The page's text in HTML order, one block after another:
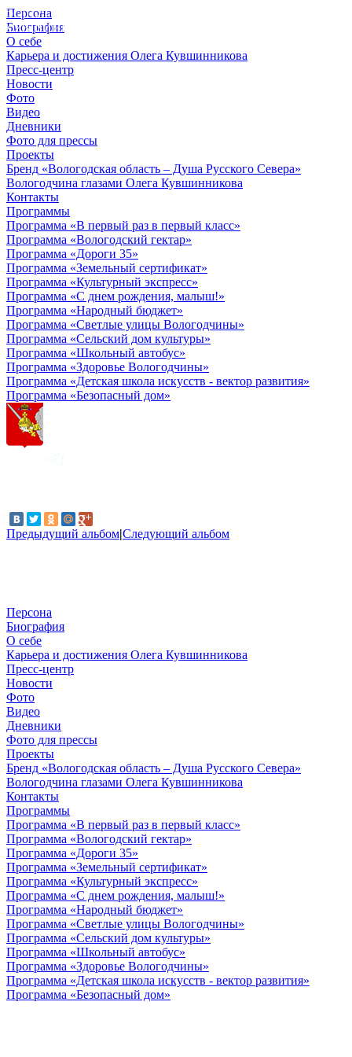
Персона
Биография
О себе
Карьера и достижения Олега Кувшинникова
Пресс-центр
Новости
Фото
Видео
Дневники
Фото для прессы
Проекты
Бренд «Вологодская область – Душа Русского Севера»
Вологодчина глазами Олега Кувшинникова
Контакты
Программы
Программа «В первый раз в первый класс»
Программа «Вологодский гектар»
Программа «Дороги 35»
Программа «Земельный сертификат»
Программа «Культурный экспресс»
Программа «С днем рождения, малыш!»
Программа «Народный бюджет»
Программа «Светлые улицы Вологодчины»
Программа «Сельский дом культуры»
Программа «Школьный автобус»
Программа «Здоровье Вологодчины»
Программа «Детская школа искусств - вектор развития»
Программа «Безопасный дом»
Предыдущий альбом|Следующий альбом
© 2012 - 2023,
КУВШИННИКОВ О.А.
Персона
Биография
О себе
Карьера и достижения Олега Кувшинникова
Пресс-центр
Новости
Фото
Видео
Дневники
Фото для прессы
Проекты
Бренд «Вологодская область – Душа Русского Севера»
Вологодчина глазами Олега Кувшинникова
Контакты
Программы
Программа «В первый раз в первый класс»
Программа «Вологодский гектар»
Программа «Дороги 35»
Программа «Земельный сертификат»
Программа «Культурный экспресс»
Программа «С днем рождения, малыш!»
Программа «Народный бюджет»
Программа «Светлые улицы Вологодчины»
Программа «Сельский дом культуры»
Программа «Школьный автобус»
Программа «Здоровье Вологодчины»
Программа «Детская школа искусств - вектор развития»
Программа «Безопасный дом»